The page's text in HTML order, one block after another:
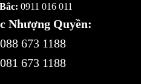
0911 016 011
Nhượng Quyền:
088 673 1188
081 673 1188